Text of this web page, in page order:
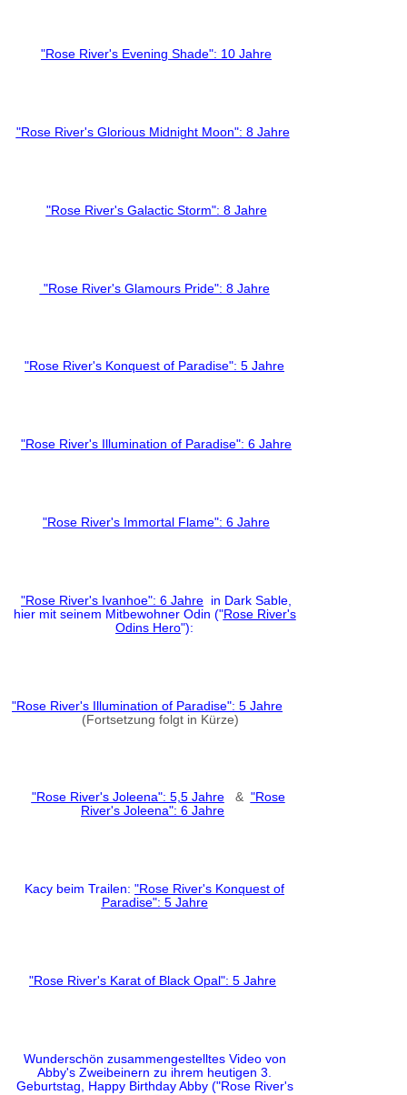
"Rose River's Evening Shade": 10 Jahre
"Rose River's Glorious Midnight Moon": 8 Jahre
"Rose River's Galactic Storm": 8 Jahre
"Rose River's Glamours Pride": 8 Jahre
"Rose River's Konquest of Paradise": 5 Jahre
"Rose River's Illumination of Paradise": 6 Jahre
"Rose River's Immortal Flame": 6 Jahre
"Rose River's Ivanhoe": 6 Jahre in Dark Sable,
hier mit seinem Mitbewohner Odin ("Rose River's
Odins Hero"):
"Rose River's Illumination of Paradise": 5 Jahre
(Fortsetzung folgt in Kürze)
"Rose River's Joleena": 5,5 Jahre& "Rose
River's Joleena": 6 Jahre
Kacy beim Trailen: "Rose River's Konquest of
Paradise": 5 Jahre
"Rose River's Karat of Black Opal": 5 Jahre
Wunderschön zusammengestelltes Video von
Abby's Zweibeinern zu ihrem heutigen 3.
Geburtstag, Happy Birthday Abby ("Rose River's